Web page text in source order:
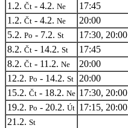
1.2. Čt - 4.2. Ne 17:45
1.2. Čt - 4.2. Ne 20:00
5.2. Po - 7.2. St 17:30, 20:00
8.2. Čt - 14.2. St 17:45
8.2. Čt - 11.2. Ne 20:00
12.2. Po - 14.2. St 20:00
15.2. Čt - 18.2. Ne 17:30, 20:00
19.2. Po - 20.2. Út 17:15, 20:00
21.2. St